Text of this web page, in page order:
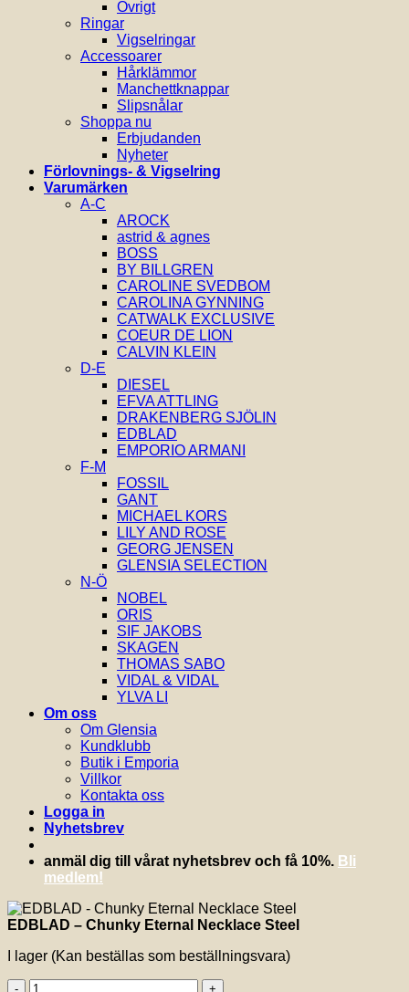
Övrigt
Ringar
Vigselringar
Accessoarer
Hårklämmor
Manchettknappar
Slipsnålar
Shoppa nu
Erbjudanden
Nyheter
Förlovnings- & Vigselring
Varumärken
A-C
AROCK
astrid & agnes
BOSS
BY BILLGREN
CAROLINE SVEDBOM
CAROLINA GYNNING
CATWALK EXCLUSIVE
COEUR DE LION
CALVIN KLEIN
D-E
DIESEL
EFVA ATTLING
DRAKENBERG SJÖLIN
EDBLAD
EMPORIO ARMANI
F-M
FOSSIL
GANT
MICHAEL KORS
LILY AND ROSE
GEORG JENSEN
GLENSIA SELECTION
N-Ö
NOBEL
ORIS
SIF JAKOBS
SKAGEN
THOMAS SABO
VIDAL & VIDAL
YLVA LI
Om oss
Om Glensia
Kundklubb
Butik i Emporia
Villkor
Kontakta oss
Logga in
Nyhetsbrev
anmäl dig till vårat nyhetsbrev och få 10%. Bli
medlem!
EDBLAD – Chunky Eternal Necklace Steel
I lager (Kan beställas som beställningsvara)
EDBLAD